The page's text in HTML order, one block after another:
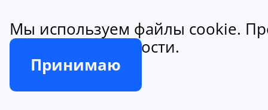
Мы используем файлы cookie.
конфиденциальности.
Принимаю